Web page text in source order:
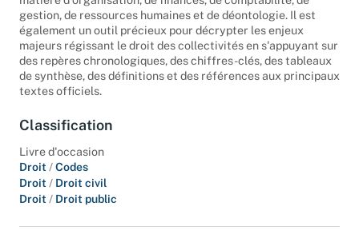
gestion, de ressources humaines et de déontologie. Il est
également un outil précieux pour décrypter les enjeux
majeurs régissant le droit des collectivités en s'appuyant sur
des repères chronologiques, des chiffres-clés, des tableaux
de synthèse, des définitions et des références aux principaux
textes officiels.
Classification
Livre d'occasion
Droit /Codes
Droit / Droit civil
Droit / Droit public